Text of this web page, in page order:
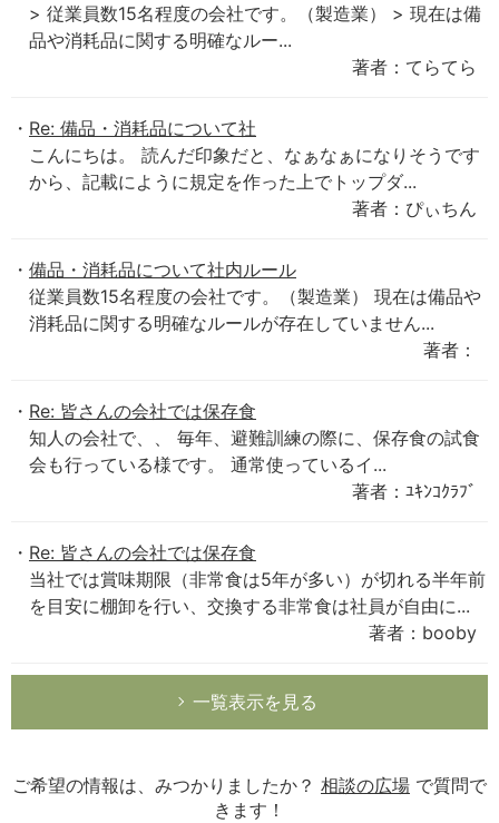
> 従業員数15名程度の会社です。（製造業） > 現在は備
品や消耗品に関する明確なルー...
著者：てらてら
Re: 備品・消耗品について社
こんにちは。 読んだ印象だと、なぁなぁになりそうです
から、記載にように規定を作った上でトップダ...
著者：ぴぃちん
備品・消耗品について社内ルール
従業員数15名程度の会社です。（製造業） 現在は備品や
消耗品に関する明確なルールが存在していません...
著者：
Re: 皆さんの会社では保存食
知人の会社で、、 毎年、避難訓練の際に、保存食の試食
会も行っている様です。 通常使っているイ...
著者：ﾕｷﾝｺｸﾗﾌﾞ
Re: 皆さんの会社では保存食
当社では賞味期限（非常食は5年が多い）が切れる半年前
を目安に棚卸を行い、交換する非常食は社員が自由に...
著者：booby
一覧表示を見る
ご希望の情報は、みつかりましたか？ 相談の広場 で質問で
きます！